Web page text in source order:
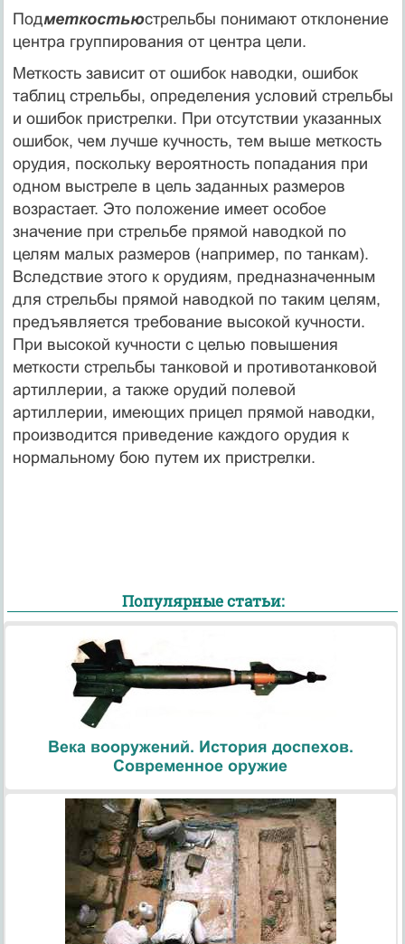
Подметкостьюстрельбы понимают отклонение
центра группирования от центра цели.
Меткость зависит от ошибок наводки, ошибок
таблиц стрельбы, определения условий стрельбы
и ошибок пристрелки. При отсутствии указанных
ошибок, чем лучше кучность, тем выше меткость
орудия, поскольку вероятность попадания при
одном выстреле в цель заданных размеров
возрастает. Это положение имеет особое
значение при стрельбе прямой наводкой по
целям малых размеров (например, по танкам).
Вследствие этого к орудиям, предназначенным
для стрельбы прямой наводкой по таким целям,
предъявляется требование высокой кучности.
При высокой кучности с целью повышения
меткости стрельбы танковой и противотанковой
артиллерии, а также орудий полевой
артиллерии, имеющих прицел прямой наводки,
производится приведение каждого орудия к
нормальному бою путем их пристрелки.
Популярные статьи:
Века вооружений. История доспехов.
Современное оружие